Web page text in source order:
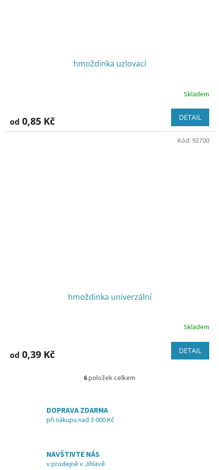
hmoždinka uzlovací
Skladem
od 0,85 Kč DETAIL
hmoždinka univerzální
Skladem
od 0,39 Kč DETAIL
Kód: 92700
O
d
6položek celkem
DOPRAVA ZDARMA
při nákupu nad 3 000 Kč
NAVŠTIVTE NÁS
v prodejně v Jihlavě